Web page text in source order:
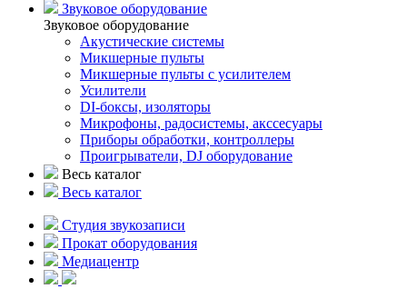
Звуковое оборудование
Звуковое оборудование
Акустические системы
Микшерные пульты
Микшерные пульты с усилителем
Усилители
DI-боксы, изоляторы
Микрофоны, радосистемы, акссесуары
Приборы обработки, контроллеры
Проигрыватели, DJ оборудование
Весь каталог
Весь каталог
Студия звукозаписи
Прокат оборудования
Медиацентр